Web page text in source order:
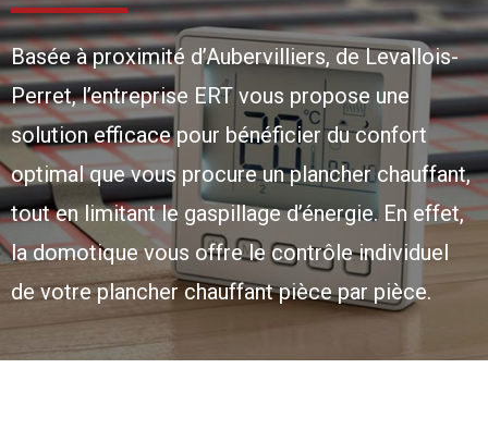
Basée à proximité d’Aubervilliers, de Levallois-
Perret, l’entreprise ERT vous propose une
solution efficace pour bénéficier du confort
optimal que vous procure un plancher chauffant,
tout en limitant le gaspillage d’énergie. En effet,
la domotique vous offre le contrôle individuel
de votre plancher chauffant pièce par pièce.